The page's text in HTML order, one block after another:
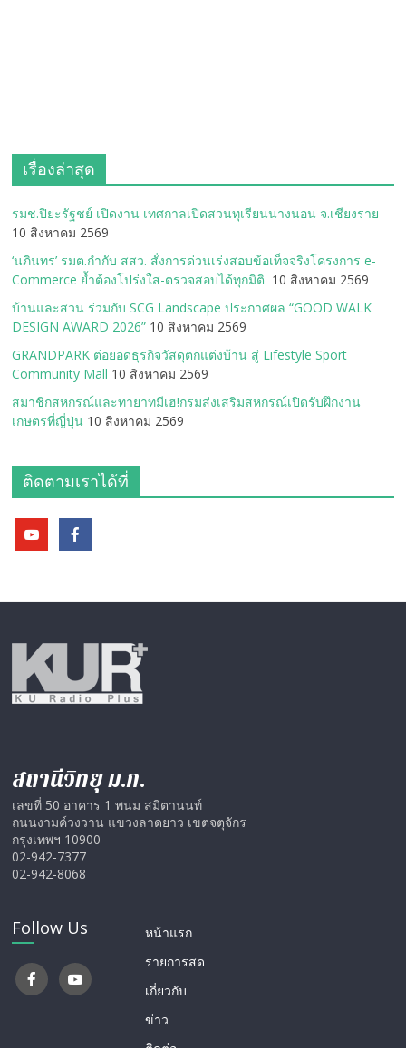
เรื่องล่าสุด
รมช.ปิยะรัฐชย์ เปิดงาน เทศกาลเปิดสวนทุเรียนนางนอน จ.เชียงราย
10 สิงหาคม 2569
‘นภินทร’ รมต.กำกับ สสว. สั่งการด่วนเร่งสอบข้อเท็จจริงโครงการ e-
Commerce ย้ำต้องโปร่งใส-ตรวจสอบได้ทุกมิติ 10 สิงหาคม 2569
บ้านและสวน ร่วมกับ SCG Landscape ประกาศผล “GOOD WALK
DESIGN AWARD 2026” 10 สิงหาคม 2569
GRANDPARK ต่อยอดธุรกิจวัสดุตกแต่งบ้าน สู่ Lifestyle Sport
Community Mall 10 สิงหาคม 2569
สมาชิกสหกรณ์และทายาทมีเฮ!กรมส่งเสริมสหกรณ์เปิดรับฝึกงาน
เกษตรที่ญี่ปุ่น 10 สิงหาคม 2569
ติดตามเราได้ที่
สถานีวิทยุ ม.ก.
เลขที่ 50 อาคาร 1 พนม สมิตานนท์
ถนนงามค์วงวาน แขวงลาดยาว เขตจตุจักร
กรุงเทพฯ 10900
02-942-7377
02-942-8068
Follow Us
หน้าแรก
รายการสด
เกี่ยวกับ
ข่าว